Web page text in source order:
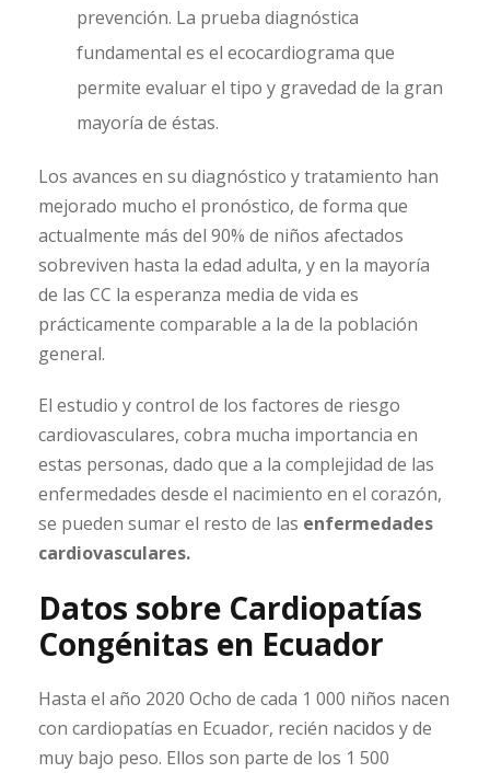
prevención. La prueba diagnóstica
fundamental es el ecocardiograma que
permite evaluar el tipo y gravedad de la gran
mayoría de éstas.
Los avances en su diagnóstico y tratamiento han
mejorado mucho el pronóstico, de forma que
actualmente más del 90% de niños afectados
sobreviven hasta la edad adulta, y en la mayoría
de las CC la esperanza media de vida es
prácticamente comparable a la de la población
general.
El estudio y control de los factores de riesgo
cardiovasculares, cobra mucha importancia en
estas personas, dado que a la complejidad de las
enfermedades desde el nacimiento en el corazón,
se pueden sumar el resto de las enfermedades
cardiovasculares.
Datos sobre Cardiopatías
Congénitas en Ecuador
Hasta el año 2020 Ocho de cada 1 000 niños nacen
con cardiopatías en Ecuador, recién nacidos y de
muy bajo peso. Ellos son parte de los 1 500